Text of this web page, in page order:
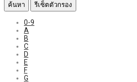
ค้นหา รีเซ็ตตัวกรอง
0-9
A
B
C
D
E
F
G